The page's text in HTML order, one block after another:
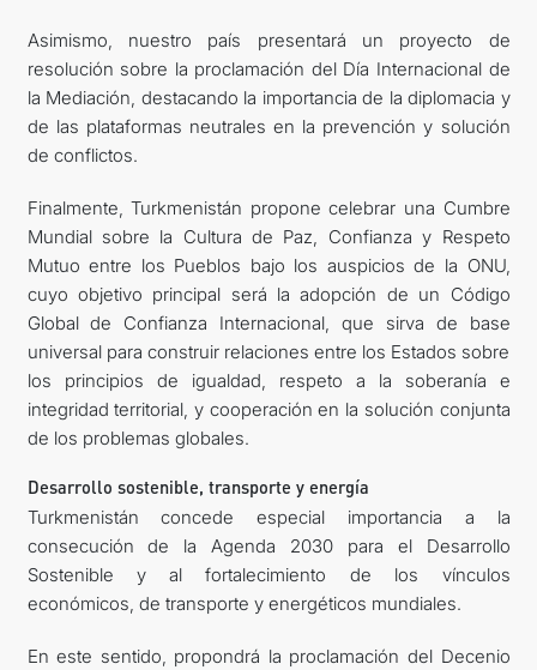
Asimismo, nuestro país presentará un proyecto de
resolución sobre la proclamación del Día Internacional de
la Mediación, destacando la importancia de la diplomacia y
de las plataformas neutrales en la prevención y solución
de conflictos.
Finalmente, Turkmenistán propone celebrar una Cumbre
Mundial sobre la Cultura de Paz, Confianza y Respeto
Mutuo entre los Pueblos bajo los auspicios de la ONU,
cuyo objetivo principal será la adopción de un Código
Global de Confianza Internacional, que sirva de base
universal para construir relaciones entre los Estados sobre
los principios de igualdad, respeto a la soberanía e
integridad territorial, y cooperación en la solución conjunta
de los problemas globales.
Desarrollo sostenible, transporte y energía
Turkmenistán concede especial importancia a la
consecución de la Agenda 2030 para el Desarrollo
Sostenible y al fortalecimiento de los vínculos
económicos, de transporte y energéticos mundiales.
En este sentido, propondrá la proclamación del Decenio